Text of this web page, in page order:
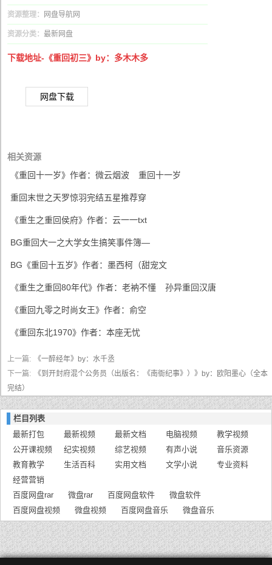
资源整理： 网盘导航网
资源分类： 最新网盘
下载地址-《重回初三》by：多木木多
网盘下载
相关资源
《重回十一岁》作者：微云烟波
重回十一岁
重回末世之天罗惊羽完结五星推荐穿
《重生之重回侯府》作者：云一一txt
BG重回大一之大学女生搞笑事件簿—
BG《重回十五岁》作者：墨西柯（甜宠文
《重生之重回80年代》作者：老衲不懂 孙异重回汉唐
《重回九零之时尚女王》作者：俞空
《重回东北1970》作者：本座无忧
上一篇:
《一醉经年》by：水千丞
下一篇:
《到开封府混个公务员（出版名：《南衙纪事》）》by：欧阳墨心（全本
完结）
栏目列表
最新打包
最新视频 最新文档 电脑视频
教学视频
公开课视频
纪实视频 综艺视频 有声小说
音乐资源
教育教学
生活百科 实用文档 文学小说
专业资料
经营营销
百度网盘rar
微盘rar 百度网盘软件
微盘软件
百度网盘视频
微盘视频 百度网盘音乐 微盘音乐